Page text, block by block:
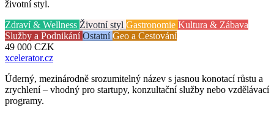
životní styl.
Zdraví & Wellness Životní styl Gastronomie Kultura & Zábava
Služby a PodnikáníOstatníGeo a Cestování
49 000 CZK
xcelerator.cz
Úderný, mezinárodně srozumitelný název s jasnou konotací růstu a
zrychlení – vhodný pro startupy, konzultační služby nebo vzdělávací
programy.